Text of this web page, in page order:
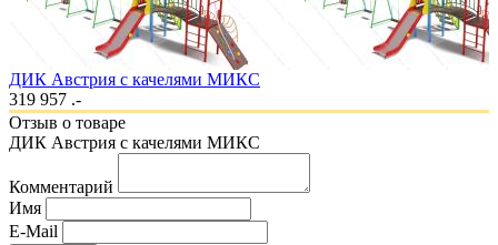
ДИК Австрия с качелями МИКС
319 957 .-
Отзыв о товаре
ДИК Австрия с качелями МИКС
Комментарий
Имя
E-Mail